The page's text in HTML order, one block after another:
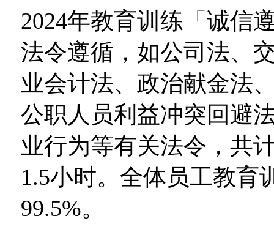
2024年教育训练「诚信
法令遵循，如公司法、
业会计法、政治献金法
公职人员利益冲突回避
业行为等有关法令，共
1.5小时。全体员工教育
99.5%。